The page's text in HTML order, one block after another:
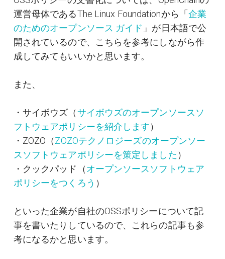
運営母体であるThe Linux Foundationから「企業
のためのオープンソース ガイド 」が日本語で公
開されているので、こちらを参考にしながら作
成してみてもいいかと思います。
また、
・サイボウズ（サイボウズのオープンソースソ
フトウェアポリシーを紹介します）
・ZOZO（ZOZOテクノロジーズのオープンソー
スソフトウェアポリシーを策定しました ）
・クックパッド（オープンソースソフトウェア
ポリシーをつくろう ）
といった企業が自社のOSSポリシーについて記
事を書いたりしているので、これらの記事も参
考になるかと思います。